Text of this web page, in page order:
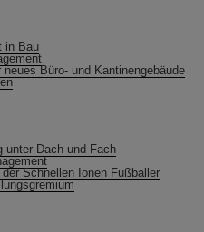
in Bau
Büro- und Kantinengebäude
unter Dach und Fach
Schnellen Ionen Fußballer